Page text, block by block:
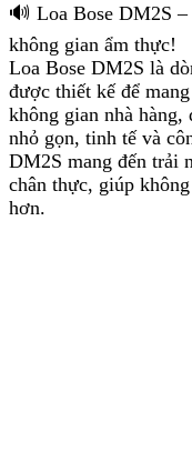
🔊 Loa Bose DM2S –
không gian ẩm thực!
Loa Bose DM2S là
được thiết kế để
không gian nhà
nhỏ gọn, tinh tế và
DM2S mang đến trải
chân thực, giúp
hơn.